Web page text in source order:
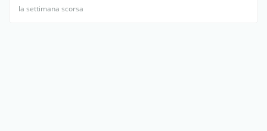
la settimana scorsa